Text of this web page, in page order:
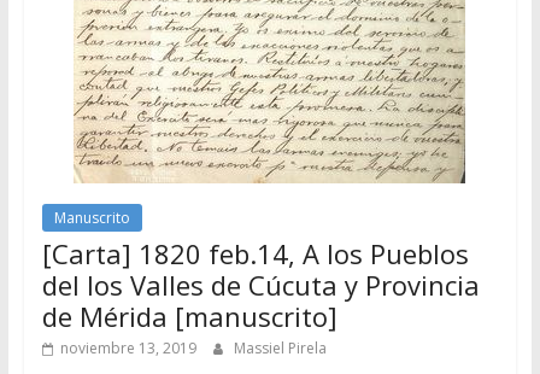
Manuscrito
[Carta] 1820 feb.14, A los Pueblos
del los Valles de Cúcuta y Provincia
de Mérida [manuscrito]
noviembre 13, 2019 Massiel Pirela